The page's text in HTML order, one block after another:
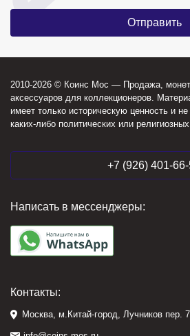
2010-2026 © Коинс Мос — Продажа,
аксессуаров для коллекционеров.
имеет только историческую ценность и
каких-либо политических или
+7 (926) 401-
Написать в мессенджеры:
Контакты:
Москва, м.Китай-город, Лучников пер.